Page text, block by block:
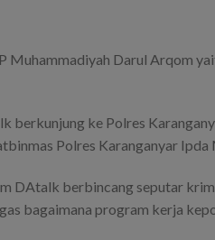
Muhammadiyah Darul Arqom
berkunjung ke Polres
Polres Karanganyar Ipda
DAtalk berbincang seputar
bagaimana program kerja